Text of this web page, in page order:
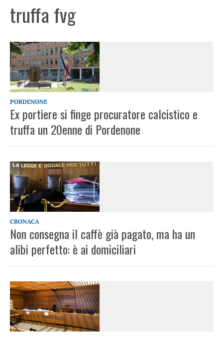
truffa fvg
PORDENONE
Ex portiere si finge procuratore calcistico e
truffa un 20enne di Pordenone
CRONACA
Non consegna il caffè già pagato, ma ha un
alibi perfetto: è ai domiciliari